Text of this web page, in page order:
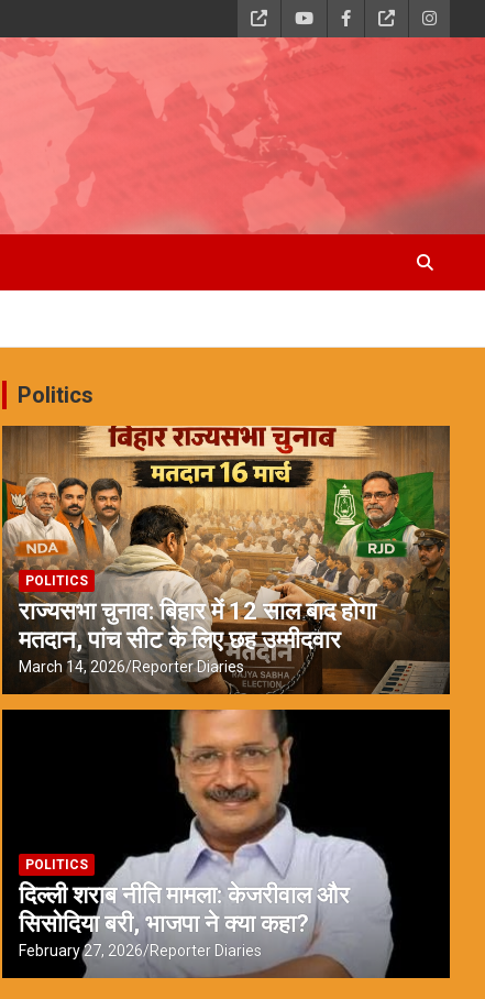
Politics
POLITICS
राज्यसभा चुनाव: बिहार में 12 साल बाद होगा
मतदान, पांच सीट के लिए छह उम्मीदवार
March 14, 2026 Reporter Diaries
POLITICS
दिल्ली शराब नीति मामला: केजरीवाल और
सिसोदिया बरी, भाजपा ने क्या कहा?
February 27, 2026 Reporter Diaries